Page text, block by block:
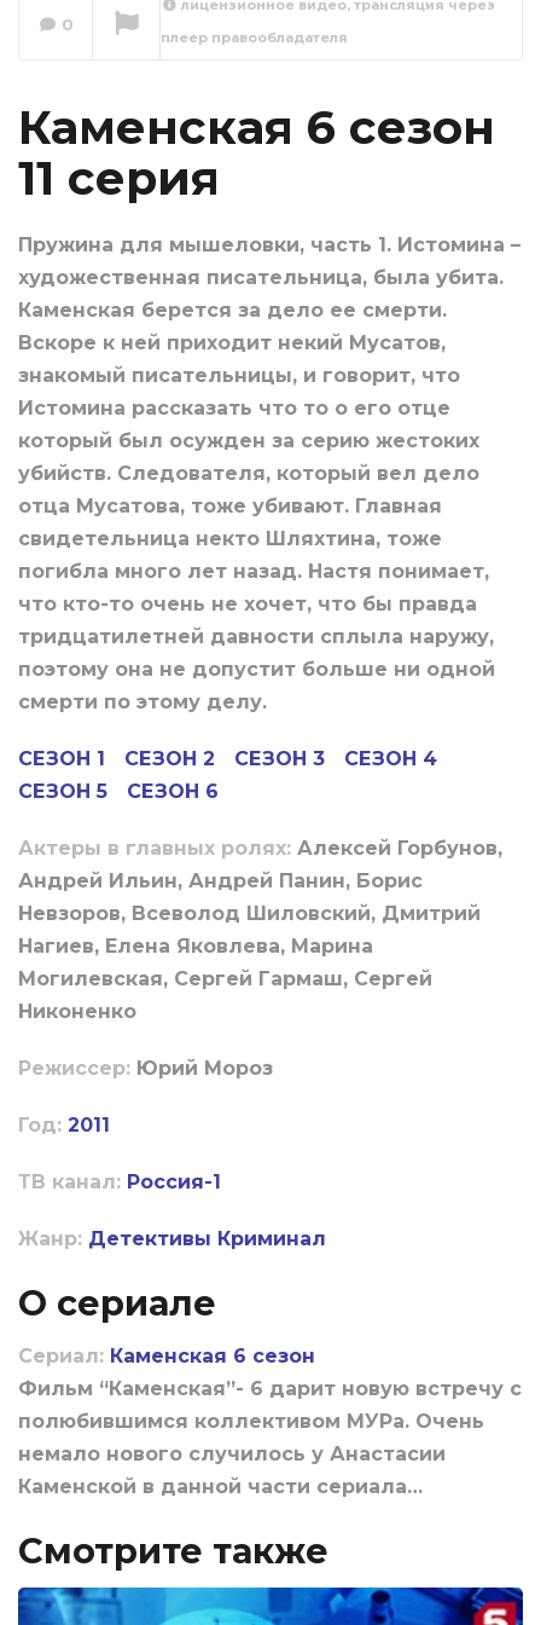
Каменская 6 сезон
0
лицензионное видео, трансляция через
плеер правообладателя
Каменская 6 сезон
11 серия
Пружина для мышеловки, часть 1. Истомина –
художественная писательница, была убита.
Каменская берется за дело ее смерти.
Вскоре к ней приходит некий Мусатов,
знакомый писательницы, и говорит, что
Истомина рассказать что то о его отце
который был осужден за серию жестоких
убийств. Следователя, который вел дело
отца Мусатова, тоже убивают. Главная
свидетельница некто Шляхтина, тоже
погибла много лет назад. Настя понимает,
что кто-то очень не хочет, что бы правда
тридцатилетней давности сплыла наружу,
поэтому она не допустит больше ни одной
смерти по этому делу.
СЕЗОН 1 СЕЗОН 2 СЕЗОН 3
СЕЗОН 4
СЕЗОН 5
СЕЗОН 6
Актеры в главных ролях: Алексей Горбунов,
Андрей Ильин, Андрей Панин, Борис
Невзоров, Всеволод Шиловский, Дмитрий
Нагиев, Елена Яковлева, Марина
Могилевская, Сергей Гармаш, Сергей
Никоненко
Режиссер: Юрий Мороз
Год: 2011
ТВ канал: Россия-1
Жанр: Детективы Криминал
О сериале
Сериал: Каменская 6 сезон
Фильм “Каменская”- 6 дарит новую встречу с
полюбившимся коллективом МУРа. Очень
немало нового случилось у Анастасии
Каменской в данной части сериала…
Смотрите также